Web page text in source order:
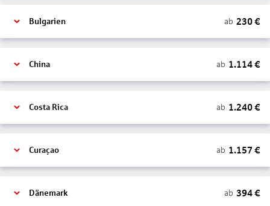
Bulgarien ab 230€
China ab 1.114€
Costa Rica ab 1.240€
Curaçao ab 1.157 €
Dänemark ab 394€